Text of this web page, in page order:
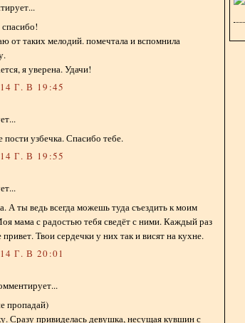
от таких мелодий. помечтала и вспомнила
я уверена. Удачи!
Г. В 19:45
узбечка. Спасибо тебе.
Г. В 19:55
А ты ведь всегда можешь туда съездить к моим
мама с радостью тебя сведёт с ними. Каждый раз
привет. Твои сердечки у них так и висят на кухне.
Г. В 20:01
пропадай)
Сразу привиделась девушка, несущая кувшин с